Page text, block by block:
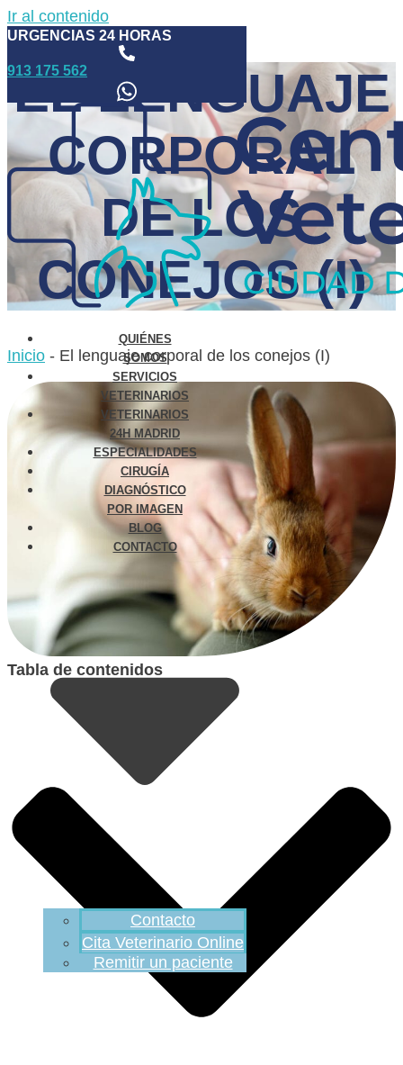
Ir al contenido
URGENCIAS 24 HORAS
913 175 562
QUIÉNES
SOMOS
SERVICIOS
VETERINARIOS
VETERINARIOS
24H MADRID
ESPECIALIDADES
CIRUGÍA
DIAGNÓSTICO
POR IMAGEN
BLOG
CONTACTO
Contacto
Cita Veterinario Online
Remitir un paciente
EL LENGUAJE
CORPORAL
DE LOS
CONEJOS (I)
Inicio - El lenguaje corporal de los conejos (I)
Tabla de contenidos